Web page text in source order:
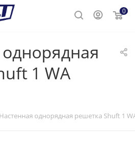
0
1 WA
Настенная однорядная решетка Shuft 1